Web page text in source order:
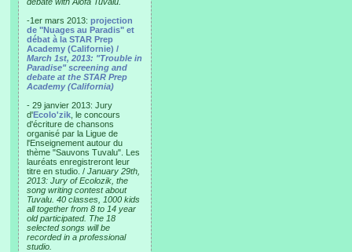
-1er mars 2013: projection
de "Nuages au Paradis" et
débat à la STAR Prep
Academy (Californie) /
March 1st, 2013: "Trouble in
Paradise" screening and
debate at the STAR Prep
Academy (California)
- 29 janvier 2013: Jury
d'Ecolo'zik , le concours
d'écriture de chansons
organisé par la Ligue de
l'Enseignement autour du
thème "Sauvons Tuvalu". Les
lauréats enregistreront leur
titre en studio. / January 29th,
2013: Jury of Ecolozik, the
song writing contest about
Tuvalu. 40 classes, 1000 kids
all together from 8 to 14 year
old participated. The 18
selected songs will be
recorded in a professional
studio.